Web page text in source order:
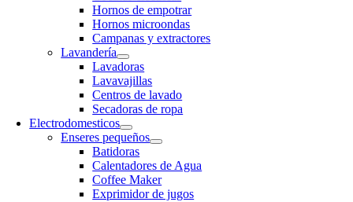
Hornos de empotrar
Hornos microondas
Campanas y extractores
Lavandería
Lavadoras
Lavavajillas
Centros de lavado
Secadoras de ropa
Electrodomesticos
Enseres pequeños
Batidoras
Calentadores de Agua
Coffee Maker
Exprimidor de jugos